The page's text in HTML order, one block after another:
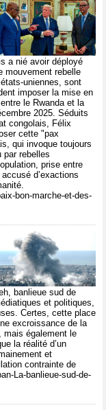
a nié avoir déployé
mouvement rebelle
uniennes, sont
imposer la mise en
le Rwanda et la
2025. Séduits
congolais, Félix
cette "pax
qui invoque toujours
par rebelles
prise entre
d’exactions
bon-marche-et-des-
banlieue sud de
et politiques,
Certes, cette place
excroissance de la
mais également le
la réalité d’un
et
contrainte de
La-banlieue-sud-de-